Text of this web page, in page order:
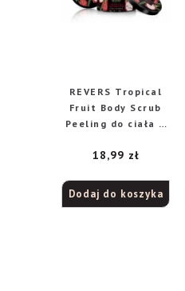
REVERS Tropical
Fruit Body Scrub
Peeling do ciała –
200ml
18,99 zł
Dodaj do koszyka